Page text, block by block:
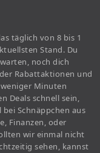
täglich von 8 bis 1
Stand. Du
noch dich
Rabattaktionen und
Minuten
Deals schnell sein,
Schnäppchen aus
Finanzen, oder
wir einmal nicht
sehen, kannst